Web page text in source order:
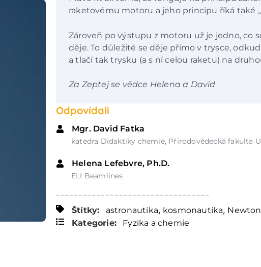
raketovému motoru a jeho principu říká také
Zároveň po výstupu z motoru už je jedno, co
děje. To důležité se děje přímo v trysce,
a tlačí tak trysku (a s ní celou raketu) na
Za Zeptej se vědce Helena a David
Odpovídali
Mgr. David Fatka
katedra Didaktiky chemie, Přírodovědecká fakulta
Helena Lefebvre, Ph.D.
ELI Beamlines
Štítky: astronautika, kosmonautika,
Kategorie:
Fyzika a chemie